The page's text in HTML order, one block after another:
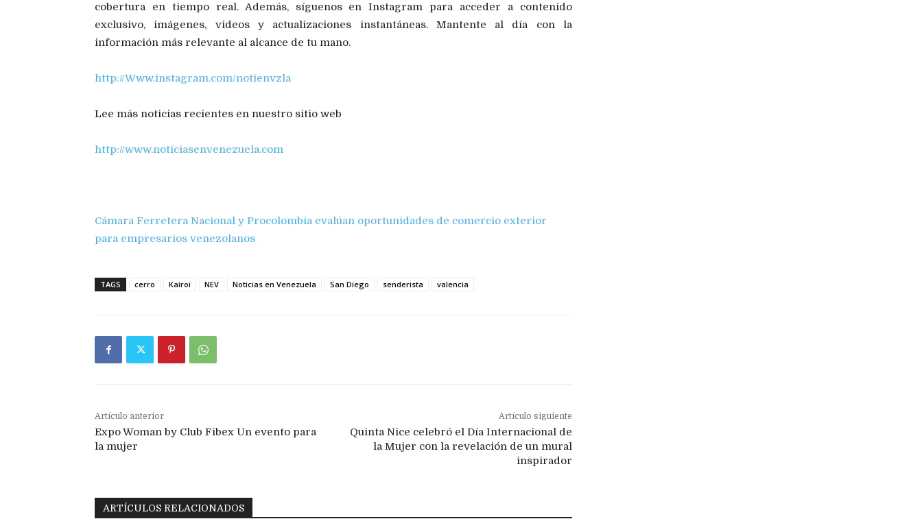
cobertura en tiempo real. Además, síguenos en Instagram para acceder a contenido
exclusivo, imágenes, videos y actualizaciones instantáneas. Mantente al día con la
información más relevante al alcance de tu mano.
http://Www.instagram.com/notienvzla
Lee más noticias recientes en nuestro sitio web
http://www.noticiasenvenezuela.com
Cámara Ferretera Nacional y Procolombia evalúan oportunidades de comercio exterior
para empresarios venezolanos
TAGS cerro Kairoi NEV Noticias en Venezuela San Diego senderista valencia
Artículo anterior
Expo Woman by Club Fibex Un evento para
la mujer
Artículo siguiente
Quinta Nice celebró el Día Internacional de
la Mujer con la revelación de un mural
inspirador
ARTÍCULOS RELACIONADOS